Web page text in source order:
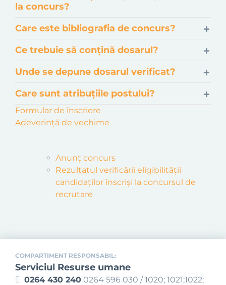
la concurs?
Care este bibliografia de concurs?
Ce trebuie să conțină dosarul?
Unde se depune dosarul verificat?
Care sunt atribuțiile postului?
Formular de înscriere
Adeverință de vechime
Anunț concurs
Rezultatul verificării eligibilității
candidaților înscriși la concursul de
recrutare
COMPARTIMENT RESPONSABIL:
Serviciul Resurse umane
0264 430 240 0264 596 030 / 1020; 1021;1022;